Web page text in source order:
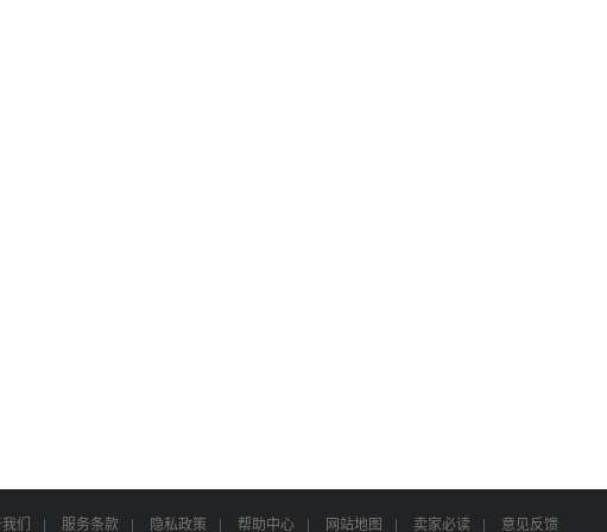
们 | 服务条款 | 隐私政策 | 帮助中心 | 网站地图 | 卖家必读 | 意见反馈